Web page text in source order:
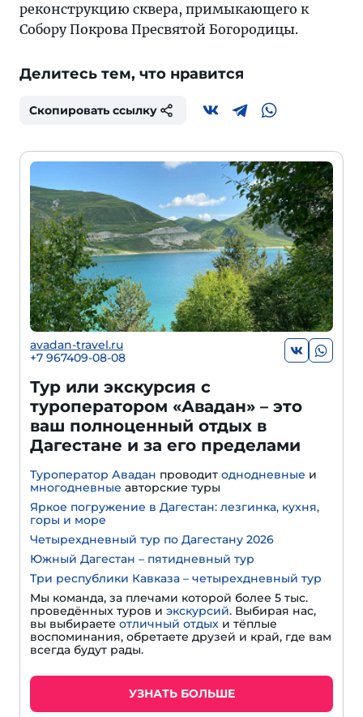
реконструкцию сквера, примыкающего к
Собору Покрова Пресвятой Богородицы.
Делитесь тем, что нравится
Скопировать ссылку
avadan-travel.ru
+7 967409-08-08
Тур или экскурсия с
туроператором «Авадан» – это
ваш полноценный отдых в
Дагестане и за его пределами
Туроператор Авадан проводит однодневные и
многодневные авторские туры
Яркое погружение в Дагестан: лезгинка, кухня,
горы и море
Четырехдневный тур по Дагестану 2026
Южный Дагестан – пятидневный тур
Три республики Кавказа – четырехдневный тур
Мы команда, за плечами которой более 5 тыс.
проведённых туров и экскурсий. Выбирая нас,
вы выбираете отличный отдых и тёплые
воспоминания, обретаете друзей и край, где вам
всегда будут рады.
УЗНАТЬ БОЛЬШЕ